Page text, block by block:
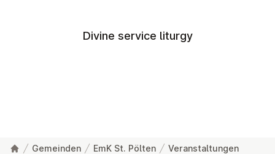
Divine service liturgy
Gemeinden EmK St. Pölten
Veranstaltungen